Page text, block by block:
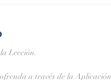
Lección.
a través de la Aplicación